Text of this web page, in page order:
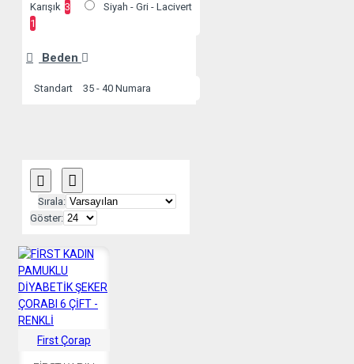
Karışık 3
Siyah - Gri - Lacivert
1
Beden
Standart 35 - 40 Numara
Sırala:
Göster:
First Çorap